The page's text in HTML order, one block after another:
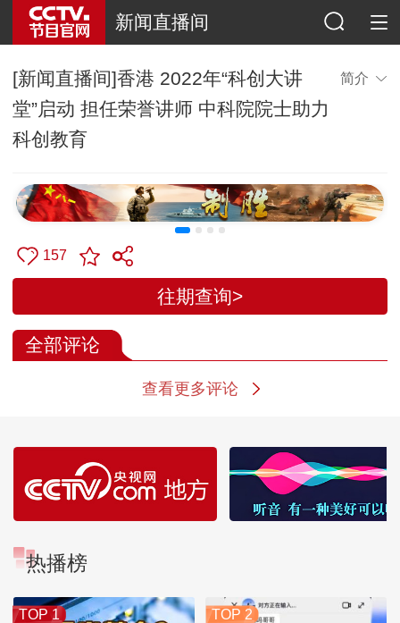
新闻直播间
[新闻直播间]香港 2022年“科创大讲
堂”启动 担任荣誉讲师 中科院院士助力
科创教育
简介
157
往期查询>
全部评论
查看更多评论
热播榜
TOP 1 TOP 2